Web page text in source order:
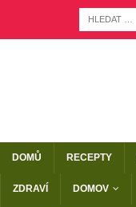
DOMŮ RECEPTY
ZDRAVÍ DOMOV